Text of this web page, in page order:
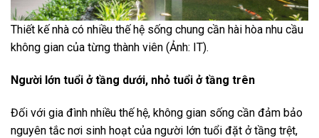
Thiết kế nhà có nhiều thế hệ sống chung cần hài hòa nhu cầu
không gian của từng thành viên (Ảnh: IT).
Người lớn tuổi ở tầng dưới, nhỏ tuổi ở tầng trên
Đối với gia đình nhiều thế hệ, không gian sống cần đảm bảo
nguyên tắc nơi sinh hoạt của người lớn tuổi đặt ở tầng trệt,